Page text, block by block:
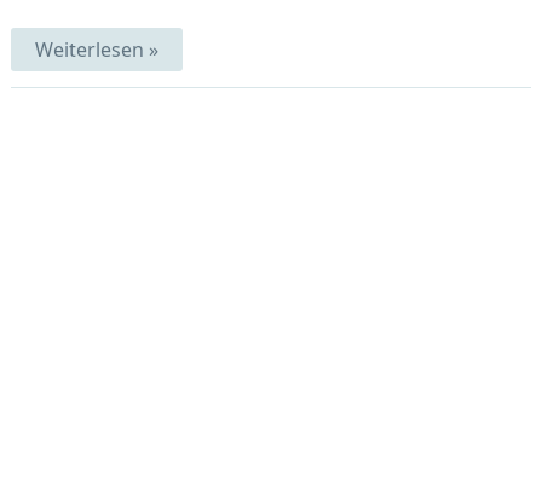
Schablonendrucktag
|
MittwochsMix
Weiterlesen »